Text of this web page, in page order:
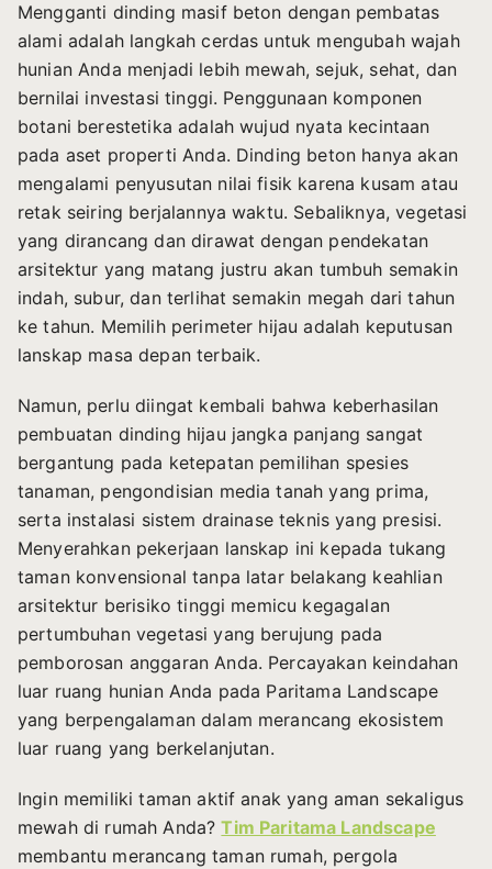
Mengganti dinding masif beton dengan pembatas
alami adalah langkah cerdas untuk mengubah wajah
hunian Anda menjadi lebih mewah, sejuk, sehat, dan
bernilai investasi tinggi. Penggunaan komponen
botani berestetika adalah wujud nyata kecintaan
pada aset properti Anda. Dinding beton hanya akan
mengalami penyusutan nilai fisik karena kusam atau
retak seiring berjalannya waktu. Sebaliknya, vegetasi
yang dirancang dan dirawat dengan pendekatan
arsitektur yang matang justru akan tumbuh semakin
indah, subur, dan terlihat semakin megah dari tahun
ke tahun. Memilih perimeter hijau adalah keputusan
lanskap masa depan terbaik.
Namun, perlu diingat kembali bahwa keberhasilan
pembuatan dinding hijau jangka panjang sangat
bergantung pada ketepatan pemilihan spesies
tanaman, pengondisian media tanah yang prima,
serta instalasi sistem drainase teknis yang presisi.
Menyerahkan pekerjaan lanskap ini kepada tukang
taman konvensional tanpa latar belakang keahlian
arsitektur berisiko tinggi memicu kegagalan
pertumbuhan vegetasi yang berujung pada
pemborosan anggaran Anda. Percayakan keindahan
luar ruang hunian Anda pada Paritama Landscape
yang berpengalaman dalam merancang ekosistem
luar ruang yang berkelanjutan.
Ingin memiliki taman aktif anak yang aman sekaligus
mewah di rumah Anda?Tim Paritama Landscape
membantu merancang taman rumah, pergola